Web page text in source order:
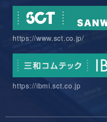
https://www.sct.co.jp/
https://ibmi.sct.co.jp